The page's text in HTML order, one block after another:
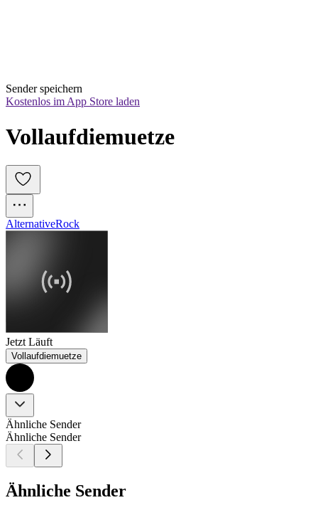
Sender speichern
Kostenlos im App Store laden
Vollaufdiemuetze
AlternativeRock
Jetzt Läuft
Vollaufdiemuetze
Ähnliche Sender
Ähnliche Sender
Ähnliche Sender